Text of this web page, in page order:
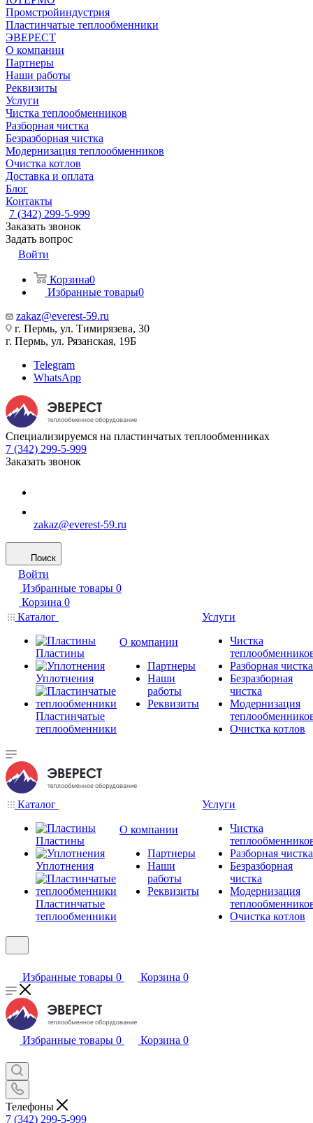
Промстройиндустрия
Пластинчатые теплообменники
ЭВЕРЕСТ
О компании
Партнеры
Наши работы
Реквизиты
Услуги
Чистка теплообменников
Разборная чистка
Безразборная чистка
Модернизация теплообменников
Очистка котлов
Доставка и оплата
Блог
Контакты
7 (342) 299-5-999
Заказать звонок
Задать вопрос
Войти
Корзина0
Избранные товары0
zakaz@everest-59.ru
г. Пермь, ул. Тимирязева, 30
г. Пермь, ул. Рязанская, 19Б
Telegram
WhatsApp
Специализируемся на пластинчатых теплообменниках
7 (342) 299-5-999
Заказать звонок
zakaz@everest-59.ru
Поиск
Войти
Избранные товары 0
Корзина 0
Каталог
Пластины
Уплотнения
Пластинчатые
теплообменники
О компании
Партнеры
Наши
работы
Реквизиты
Услуги
Чистка
Разборная чистка
Безразборная
чистка
Модернизация
Очистка котлов
Каталог
Пластины
Уплотнения
Пластинчатые
теплообменники
О компании
Партнеры
Наши
работы
Реквизиты
Услуги
Чистка
Разборная чистка
Безразборная
чистка
Модернизация
Очистка котлов
Избранные товары 0 Корзина 0
Избранные товары 0 Корзина 0
Телефоны
7 (342) 299-5-999